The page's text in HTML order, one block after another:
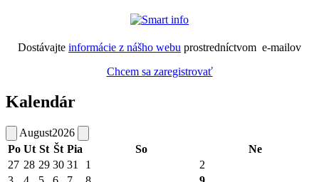
Dostávajte informácie z nášho webu prostredníctvom e-mailov
Chcem sa zaregistrovať
Kalendár
August2026
Po Ut St Št Pia So
Ne
27 28 29 30 31 1
2